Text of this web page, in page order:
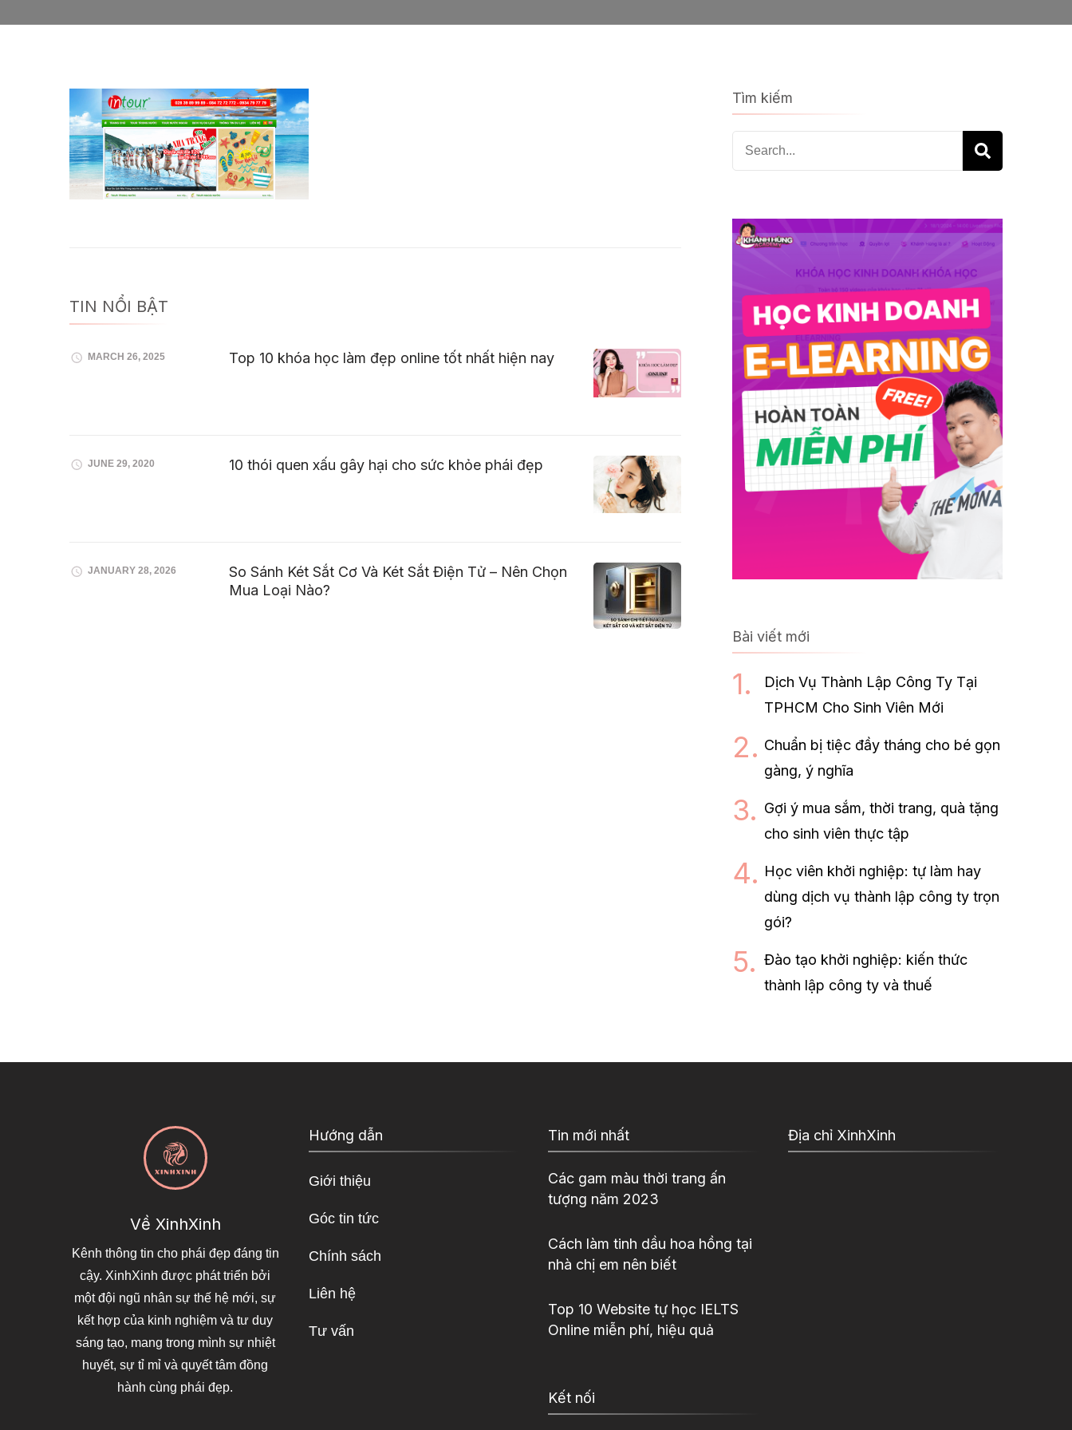
TIN NỔI BẬT
MARCH 26, 2025 Top 10 khóa học làm đẹp online tốt nhất hiện nay
JUNE 29, 2020 10 thói quen xấu gây hại cho sức khỏe phái đẹp
JANUARY 28, 2026
So Sánh Két Sắt Cơ Và Két Sắt Điện Tử – Nên Chọn
Mua Loại Nào?
Tìm kiếm
Search
for:
Bài viết mới
Dịch Vụ Thành Lập Công Ty Tại
TPHCM Cho Sinh Viên Mới
Chuẩn bị tiệc đầy tháng cho bé gọn
gàng, ý nghĩa
Gợi ý mua sắm, thời trang, quà tặng
cho sinh viên thực tập
Học viên khởi nghiệp: tự làm hay
dùng dịch vụ thành lập công ty trọn
gói?
Đào tạo khởi nghiệp: kiến thức
thành lập công ty và thuế
Về XinhXinh
Kênh thông tin cho phái đẹp đáng tin
cậy. XinhXinh được phát triển bởi
một đội ngũ nhân sự thế hệ mới, sự
kết hợp của kinh nghiệm và tư duy
sáng tạo, mang trong mình sự nhiệt
huyết, sự tỉ mỉ và quyết tâm đồng
hành cùng phái đẹp.
Hướng dẫn
Giới thiệu
Góc tin tức
Chính sách
Liên hệ
Tư vấn
Tin mới nhất
Các gam màu thời trang ấn
tượng năm 2023
Cách làm tinh dầu hoa hồng tại
nhà chị em nên biết
Top 10 Website tự học IELTS
Online miễn phí, hiệu quả
Kết nối
Địa chỉ XinhXinh